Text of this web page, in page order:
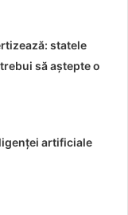
statele
să aștepte o
artificiale